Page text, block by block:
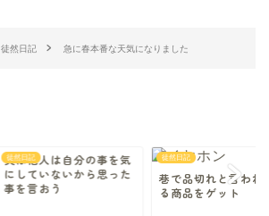
徒然日記 急に春本番な天気になりました
徒然日記
実は他人は自分の事を気
にしていないから思った
事を言おう
徒然日記
巷で品切れと言われ
る商品をゲット